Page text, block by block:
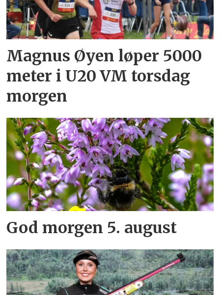
Magnus Øyen løper 5000
meter i U20 VM torsdag
morgen
God morgen 5. august